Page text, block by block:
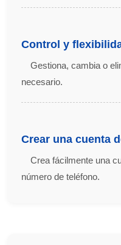
Control y
Gestiona, cambia o
necesario.
Crear una cuenta
Crea fácilmente una
número de teléfono.